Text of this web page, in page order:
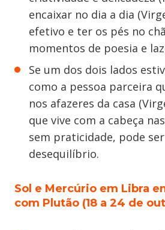
encaixar no dia a dia
efetivo e ter os pés no
momentos de poesia e
Se um dos dois lados
como a pessoa parceira
nos afazeres da casa
que vive com a cabeça
sem praticidade, pode
desequilíbrio.
Sol e Mercúrio em Libra
com Plutão (18 a 24 de